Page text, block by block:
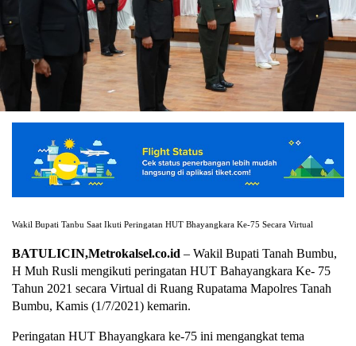
Wakil Bupati Tanbu Saat Ikuti Peringatan HUT Bhayangkara Ke-75 Secara Virtual
BATULICIN,Metrokalsel.co.id – Wakil Bupati Tanah Bumbu,
H Muh Rusli mengikuti peringatan HUT Bahayangkara Ke- 75
Tahun 2021 secara Virtual di Ruang Rupatama Mapolres Tanah
Bumbu, Kamis (1/7/2021) kemarin.
Peringatan HUT Bhayangkara ke-75 ini mengangkat tema